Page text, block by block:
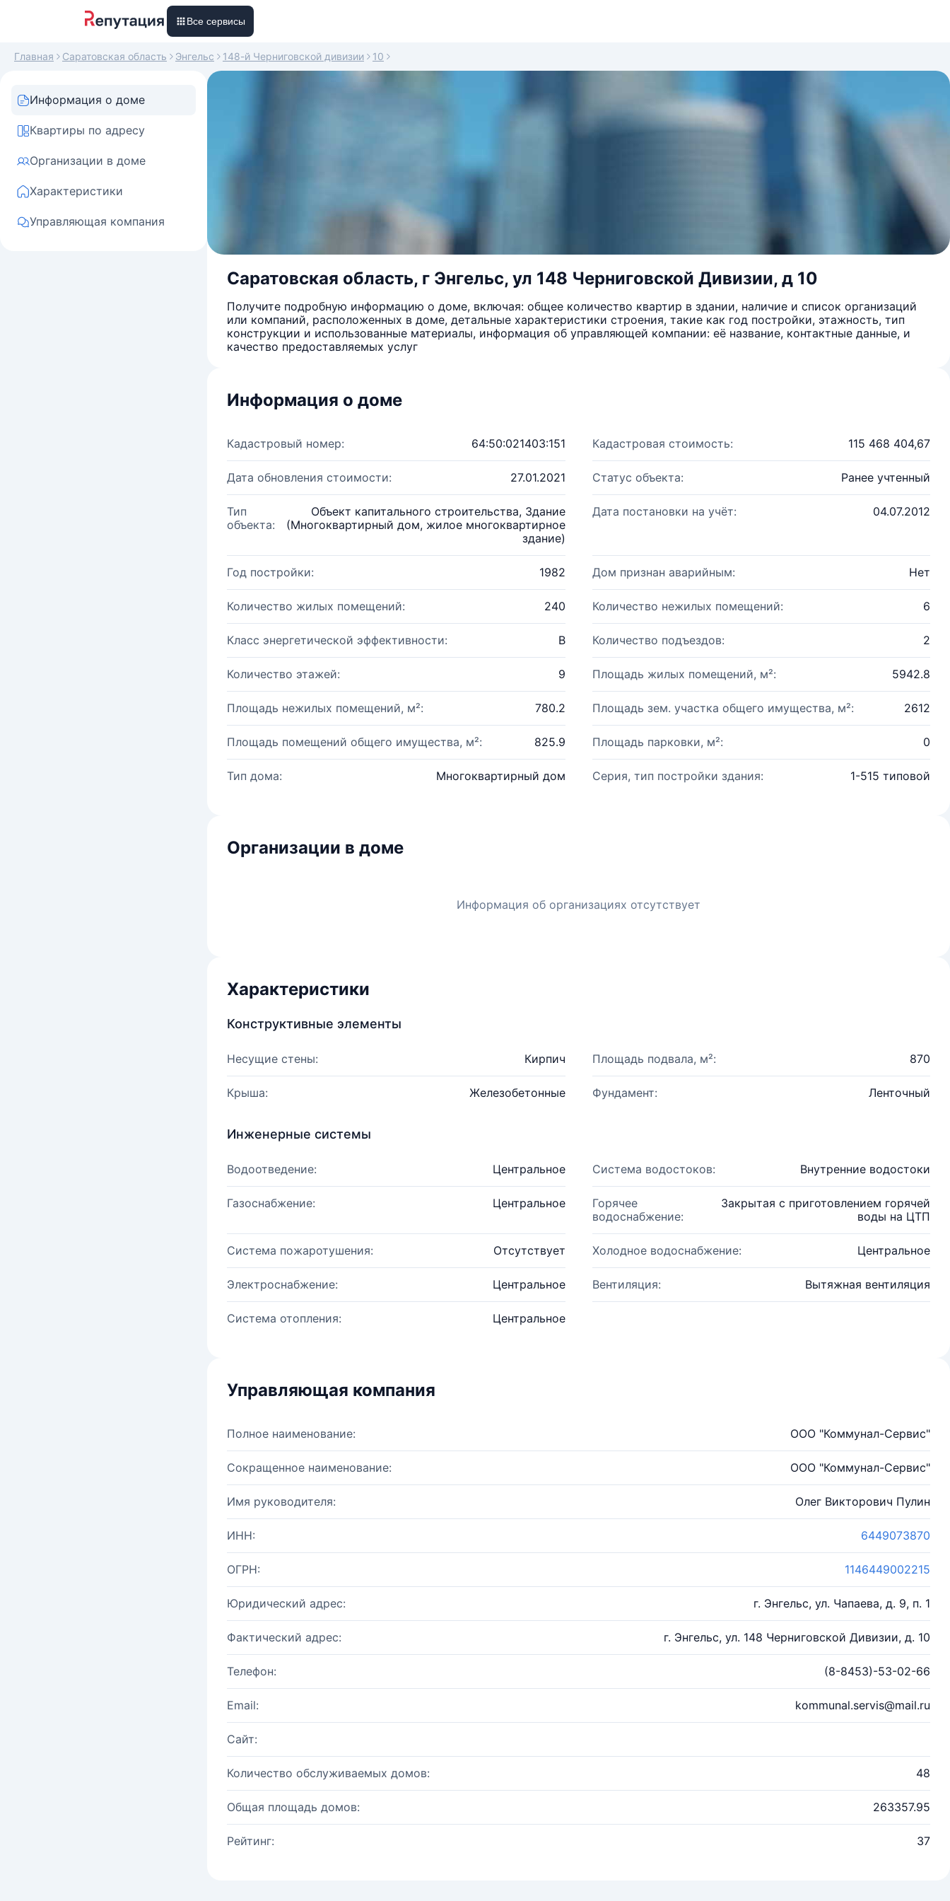
Все сервисы
Главная Саратовская область Энгельс 148-й Черниговской дивизии 10
Информация о доме
Квартиры по адресу
Организации в доме
Характеристики
Управляющая компания
Саратовская область, г Энгельс, ул 148 Черниговской Дивизии, д 10
Получите подробную информацию о доме, включая: общее количество квартир в здании, наличие и список организаций
или компаний, расположенных в доме, детальные характеристики строения, такие как год постройки, этажность, тип
конструкции и использованные материалы, информация об управляющей компании: её название, контактные данные, и
качество предоставляемых услуг
Информация о доме
Кадастровый номер: 64:50:021403:151 Кадастровая стоимость: 115 468 404,67
Дата обновления стоимости: 27.01.2021 Статус объекта: Ранее учтенный
Тип
объекта:
Объект капитального строительства, Здание
(Многоквартирный дом, жилое многоквартирное
здание)
Дата постановки на учёт: 04.07.2012
Год постройки: 1982 Дом признан аварийным: Нет
Количество жилых помещений: 240 Количество нежилых помещений: 6
Класс энергетической эффективности: B Количество подъездов: 2
Количество этажей: 9 Площадь жилых помещений, м²: 5942.8
Площадь нежилых помещений, м²: 780.2 Площадь зем. участка общего имущества, м²: 2612
Площадь помещений общего имущества, м²: 825.9 Площадь парковки, м²: 0
Тип дома: Многоквартирный дом Серия, тип постройки здания: 1-515 типовой
Организации в доме
Информация об организациях отсутствует
Характеристики
Конструктивные элементы
Несущие стены: Кирпич Площадь подвала, м²: 870
Крыша: Железобетонные Фундамент: Ленточный
Инженерные системы
Водоотведение: Центральное Система водостоков: Внутренние водостоки
Газоснабжение: Центральное
Горячее
водоснабжение:
Закрытая с приготовлением горячей
воды на ЦТП
Система пожаротушения: Отсутствует Холодное водоснабжение: Центральное
Электроснабжение: Центральное Вентиляция: Вытяжная вентиляция
Система отопления: Центральное
Управляющая компания
Полное наименование: ООО "Коммунал-Сервис"
Сокращенное наименование: ООО "Коммунал-Сервис"
Имя руководителя: Олег Викторович Пулин
ИНН: 6449073870
ОГРН: 1146449002215
Юридический адрес: г. Энгельс, ул. Чапаева, д. 9, п. 1
Фактический адрес: г. Энгельс, ул. 148 Черниговской Дивизии, д. 10
Телефон: (8-8453)-53-02-66
Email: kommunal.servis@mail.ru
Сайт:
Количество обслуживаемых домов: 48
Общая площадь домов: 263357.95
Рейтинг: 37